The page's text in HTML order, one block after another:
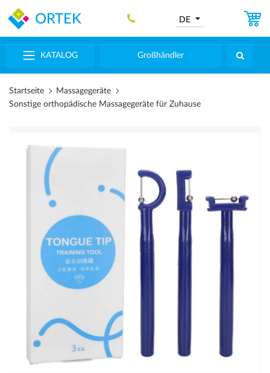
ORTEK
KATALOG Großhändler
DE
Startseite
Massagegeräte
Sonstige orthopädische Massagegeräte für Zuhause